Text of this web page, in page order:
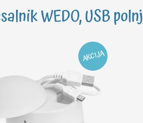
WEDO, USB
AKCIJA